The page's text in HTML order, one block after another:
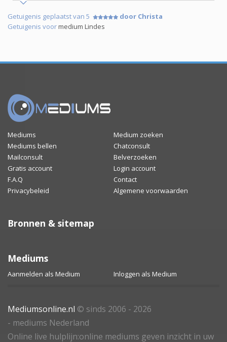
Getuigenis geplaatst van 5
door Christa
Getuigenis voormedium Lindes
Mediums
Medium zoeken
Mediums bellen
Chatconsult
Mailconsult
Belverzoeken
Gratis account
Login account
F.A.Q
Contact
Privacybeleid
Algemene voorwaarden
Bronnen & sitemap
Mediums
Aanmelden als Medium Inloggen als Medium
Mediumsonline.nl © sinds 2006 - 2026
- mediums Nederland
Online live hulplijn:online mediums geven inzicht in uw